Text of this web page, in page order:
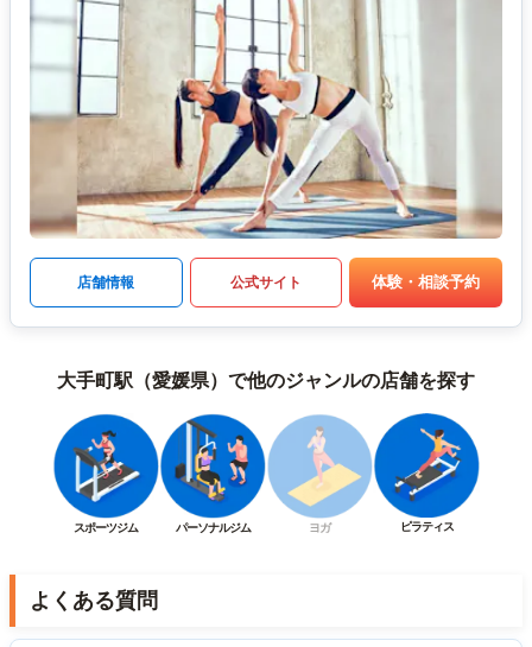
店舗情報 公式サイト 体験・相談予約
大手町駅（愛媛県）で他のジャンルの店舗を探す
スポーツジム パーソナルジム ヨガ ピラティス
よくある質問